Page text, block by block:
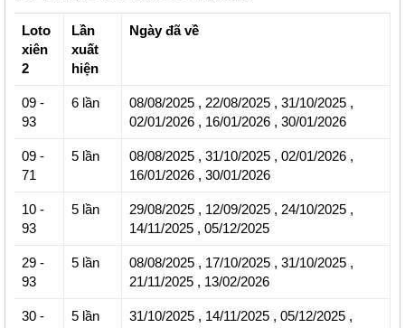
Loto
xiên
2
Lần
xuất
hiện
Ngày đã về
09 -
93
6 lần 08/08/2025 , 22/08/2025 , 31/10/2025 ,
02/01/2026 , 16/01/2026 , 30/01/2026
09 -
71
5 lần 08/08/2025 , 31/10/2025 , 02/01/2026 ,
16/01/2026 , 30/01/2026
10 -
93
5 lần 29/08/2025 , 12/09/2025 , 24/10/2025 ,
14/11/2025 , 05/12/2025
29 -
93
5 lần 08/08/2025 , 17/10/2025 , 31/10/2025 ,
21/11/2025 , 13/02/2026
30 -
5 lần 31/10/2025 , 14/11/2025 , 05/12/2025 ,